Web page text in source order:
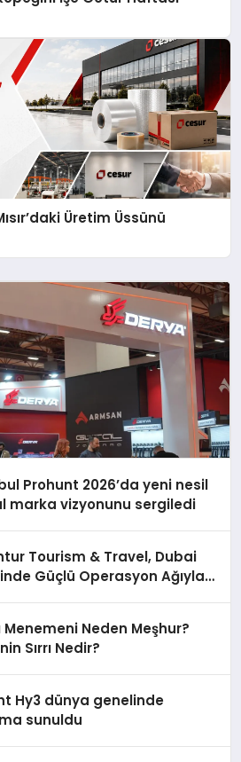
Üretim Üssünü
Prohunt 2026’da yeni nesil
marka vizyonunu sergiledi
Tourism & Travel, Dubai
Güçlü Operasyon Ağıyla
Menemeni Neden Meşhur?
Sırrı Nedir?
Hy3 dünya genelinde
sunuldu